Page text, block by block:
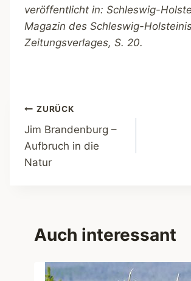
veröffentlicht in: Schleswig-
Magazin des Schleswig-
Zeitungsverlages, S. 20.
Beitragsnavigation
ZURÜCK
Jim Brandenburg –
Aufbruch in die
Natur
Auch interessant